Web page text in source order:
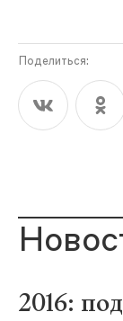
Поделиться:
2016: